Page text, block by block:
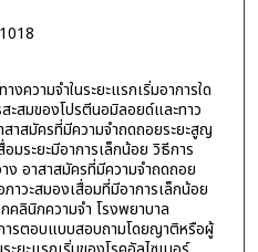
ความจำในระยะแรกเริ่มอาการใด
สมของโปรตีนอมิลอยด์และทาว
สาสมัครที่มีความจำถดถอยระยะสูญ
มระยะมีอาการเล็กน้อย วิธีการ
ง อาสาสมัครที่มีความจำถดถอย
าวะสมองเสื่อมที่มีอาการเล็กน้อย
คลินิกความจำ โรงพยาบาล
รตอบแบบสอบถามโดยญาติหรือผู้